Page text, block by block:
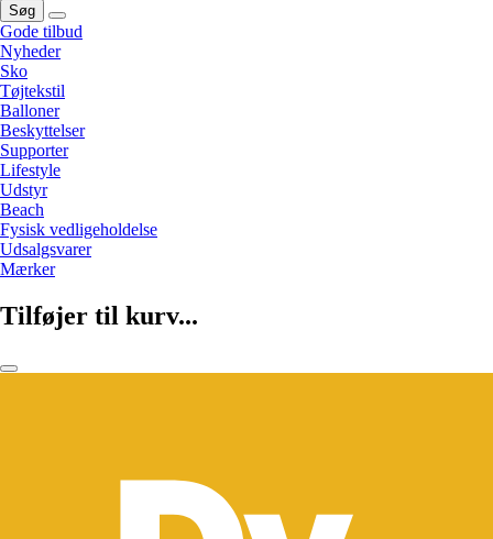
Søg
Gode tilbud
Nyheder
Sko
Tøjtekstil
Balloner
Beskyttelser
Supporter
Lifestyle
Udstyr
Beach
Fysisk vedligeholdelse
Udsalgsvarer
Mærker
Tilføjer til kurv...